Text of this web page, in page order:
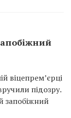
віцепремʼєрці
підозру.
запобіжний